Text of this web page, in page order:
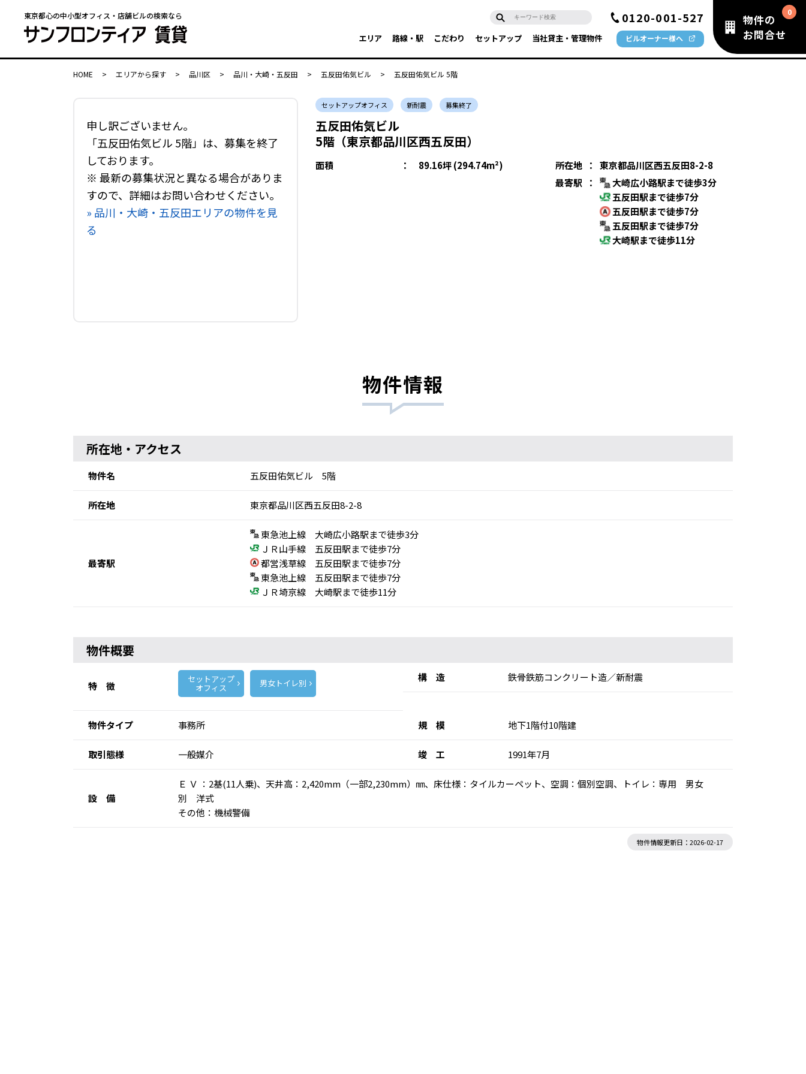
東京都心の中小型オフィス・店舗ビルの検索なら 0120-001-527
エリア 路線・駅 こだわり セットアップ 当社貸主・管理物件 ビルオーナー様へ
物件の
お問合せ
HOME > エリアから探す > 品川区 > 品川・大崎・五反田 > 五反田佑気ビル > 五反田佑気ビル 5階
申し訳ございません。
「五反田佑気ビル 5階」は、募集を終了
しております。
※ 最新の募集状況と異なる場合がありま
すので、詳細はお問い合わせください。
» 品川・大崎・五反田エリアの物件を見
る
セットアップオフィス 新耐震 募集終了
五反田佑気ビル
5階（東京都品川区西五反田）
面積 ： 89.16坪 (294.74m²) 所在地 ：
東京都品川区西五反田8-2-8
最寄駅
：
大崎広小路駅まで徒歩3分
五反田駅まで徒歩7分
五反田駅まで徒歩7分
五反田駅まで徒歩7分
大崎駅まで徒歩11分
物件情報
所在地・アクセス
物件名 五反田佑気ビル 5階
所在地 東京都品川区西五反田8-2-8
最寄駅
東急池上線 大崎広小路駅まで徒歩3分
ＪＲ山手線 五反田駅まで徒歩7分
都営浅草線 五反田駅まで徒歩7分
東急池上線 五反田駅まで徒歩7分
ＪＲ埼京線 大崎駅まで徒歩11分
物件概要
特 徴
セットアップ
オフィス 男女トイレ別 構 造 鉄骨鉄筋コンクリート造／新耐震
物件タイプ 事務所 規 模 地下1階付10階建
取引態様 一般媒介 竣 工 1991年7月
設 備
Ｅ Ｖ ：2基(11人乗)、天井高：2,420mm（一部2,230mm）㎜、床仕様：タイルカーペット、空調：個別空調、トイレ：専用 男女
別 洋式
その他：機械警備
物件情報更新日：2026-02-17